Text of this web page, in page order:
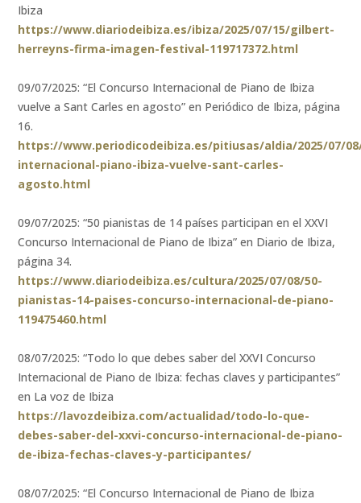
Ibiza
https://www.diariodeibiza.es/ibiza/2025/07/15/gilbert-
herreyns-firma-imagen-festival-119717372.html
09/07/2025: “El Concurso Internacional de Piano de Ibiza
vuelve a Sant Carles en agosto” en Periódico de Ibiza, página
16.
https://www.periodicodeibiza.es/pitiusas/aldia/2025/07/
internacional-piano-ibiza-vuelve-sant-carles-
agosto.html
09/07/2025: “50 pianistas de 14 países participan en el XXVI
Concurso Internacional de Piano de Ibiza” en Diario de Ibiza,
página 34.
https://www.diariodeibiza.es/cultura/2025/07/08/50-
pianistas-14-paises-concurso-internacional-de-piano-
119475460.html
08/07/2025: “Todo lo que debes saber del XXVI Concurso
Internacional de Piano de Ibiza: fechas claves y participantes”
en La voz de Ibiza
https://lavozdeibiza.com/actualidad/todo-lo-que-
debes-saber-del-xxvi-concurso-internacional-de-piano-
de-ibiza-fechas-claves-y-participantes/
08/07/2025: “El Concurso Internacional de Piano de Ibiza